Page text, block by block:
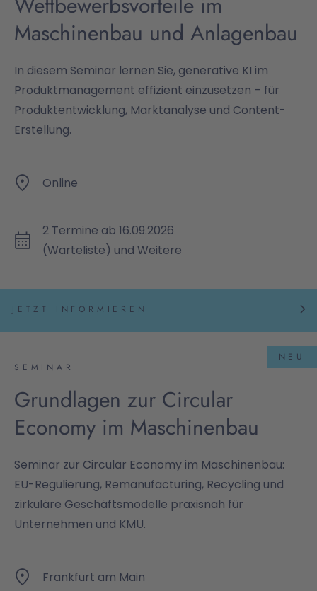
Maschinenbau und Anlagenbau
In diesem Seminar lernen Sie, generative KI im
Produktmanagement effizient einzusetzen – für
Produktentwicklung, Marktanalyse und Content-
Erstellung.
Online
2 Termine ab 16.09.2026
(Warteliste) und Weitere
JETZT INFORMIEREN
SEMINAR
Grundlagen zur Circular
Economy im Maschinenbau
NEU
Seminar zur Circular Economy im Maschinenbau:
EU-Regulierung, Remanufacturing, Recycling und
zirkuläre Geschäftsmodelle praxisnah für
Unternehmen und KMU.
Frankfurt am Main